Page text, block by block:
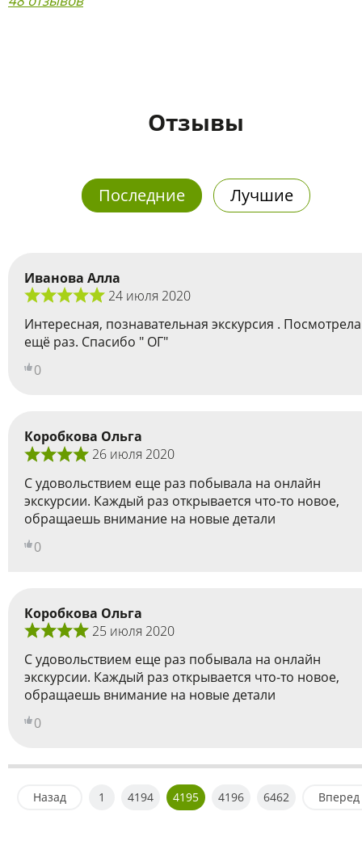
Отзывы
Последние Лучшие
Иванова Алла
24 июля 2020
Интересная, познавательная экскурсия . Посмотрела
ещё раз. Спасибо " ОГ"
0
Коробкова Ольга
26 июля 2020
С удовольствием еще раз побывала на онлайн
экскурсии. Каждый раз открывается что-то новое,
обращаешь внимание на новые детали
0
Коробкова Ольга
25 июля 2020
С удовольствием еще раз побывала на онлайн
экскурсии. Каждый раз открывается что-то новое,
обращаешь внимание на новые детали
0
Назад 1 4194 4195 4196 6462 Вперед